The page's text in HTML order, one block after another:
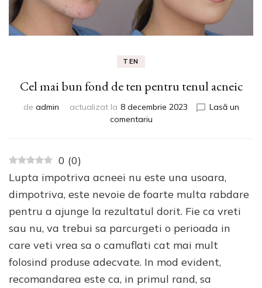
TEN
Cel mai bun fond de ten pentru tenul acneic
de admin actualizat la 8 decembrie 2023
Lasă un
comentariula
de
ten
tenul
acneic
0 (0)
Lupta impotriva acneei nu este una usoara,
dimpotriva, este nevoie de foarte multa rabdare
pentru a ajunge la rezultatul dorit. Fie ca vreti
sau nu, va trebui sa parcurgeti o perioada in
care veti vrea sa o camuflati cat mai mult
folosind produse adecvate. In mod evident,
recomandarea este ca, in primul rand, sa